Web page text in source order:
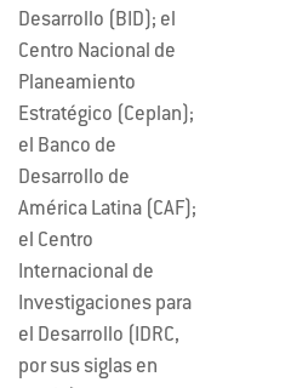
Desarrollo (BID); el
Centro Nacional de
Planeamiento
Estratégico (Ceplan);
el Banco de
Desarrollo de
América Latina (CAF);
el Centro
Internacional de
Investigaciones para
el Desarrollo (IDRC,
por sus siglas en